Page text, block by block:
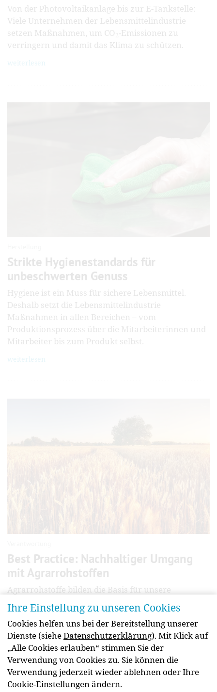
Von der Photovoltaikanlage bis zur E-Tankstelle:
Viele Unternehmen der Lebensmittelindustrie
setzen Maßnahmen, um CO2-Emissionen zu
verringern und damit das Klima zu schützen.
weiterlesen
Strikte Hygiene­standards für
unbeschwer­ten Genuss
Hygiene ist ein Muss für sichere Lebensmittel.
Deshalb setzt die Lebensmittelindustrie
Maßnahmen in allen Bereichen – vom
Produktionsprozess über die Mitarbeiterinnen und
Mitarbeiter bis zum Produkt selbst.
weiterlesen
Best Practice: Nachhaltiger Umgang
mit Agrarrohstoffen
Agrarrohstoffe bilden die Basis für unsere
Lebensmittel und sind kostbare Ressourcen.
Anhand von Best Practice-Beispielen zeigen wir, wie
Unternehmen der Lebensmittelindustrie bei der
Beschaffung und Verarbeitung nachhaltig
vorgehen.
weiterlesen
Ihre Einstellung zu unseren Cookies
Cookies helfen uns bei der Bereitstellung unserer
Dienste (sieheDatenschutzerklärung). Mit Klick auf
„Alle Cookies erlauben“ stimmen Sie der
Verwendung von Cookies zu. Sie können die
Verwendung jederzeit wieder ablehnen oder Ihre
Cookie-Einstellungen ändern.